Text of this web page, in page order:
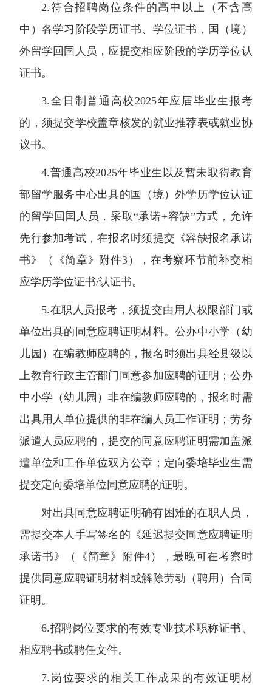
2.符合招聘岗位条件的高中以上（不含高
中）各学习阶段学历证书、学位证书，国（境）
外留学回国人员，应提交相应阶段的学历学位认
证书。
3.全日制普通高校2025年应届毕业生报考
的，须提交学校盖章核发的就业推荐表或就业协
议书。
4.普通高校2025年毕业生以及暂未取得教育
部留学服务中心出具的国（境）外学历学位认证
的留学回国人员，采取“承诺+容缺”方式，允许
先行参加考试，在报名时须提交《容缺报名承诺
书》（《简章》附件3），在考察环节前补交相
应学历学位证书/认证书。
5.在职人员报考，须提交由用人权限部门或
单位出具的同意应聘证明材料。公办中小学（幼
儿园）在编教师应聘的，报名时须出具经县级以
上教育行政主管部门同意参加应聘的证明；公办
中小学（幼儿园）非在编教师应聘的，报名时需
出具用人单位提供的非在编人员工作证明；劳务
派遣人员应聘的，提交的同意应聘证明需加盖派
遣单位和工作单位双方公章；定向委培毕业生需
提交定向委培单位同意应聘的证明。
对出具同意应聘证明确有困难的在职人员，
需提交本人手写签名的《延迟提交同意应聘证明
承诺书》（《简章》附件4），最晚可在考察时
提供同意应聘证明材料或解除劳动（聘用）合同
证明。
6.招聘岗位要求的有效专业技术职称证书、
相应聘书或聘任文件。
7.岗位要求的相关工作成果的有效证明材